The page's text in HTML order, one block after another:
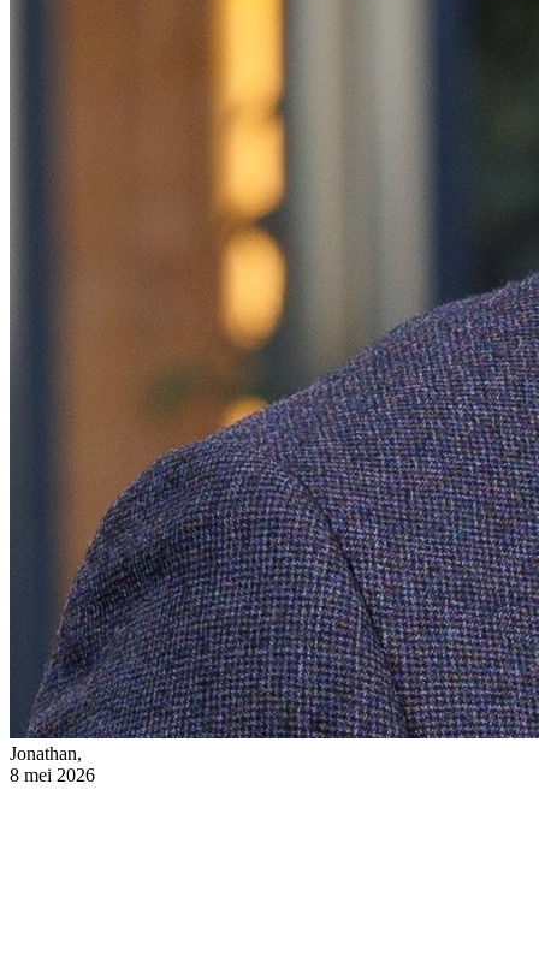
Jonathan,
8 mei 2026